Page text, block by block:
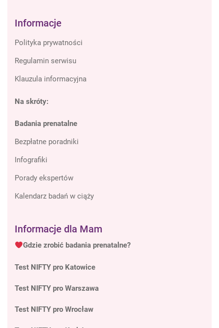
Informacje
Polityka prywatności
Regulamin serwisu
Klauzula informacyjna
Na skróty:
Badania prenatalne
Bezpłatne poradniki
Infografiki
Porady ekspertów
Kalendarz badań w ciąży
Informacje dla Mam
Gdzie zrobić badania prenatalne?
Test NIFTY pro Katowice
Test NIFTY pro Warszawa
Test NIFTY pro Wrocław